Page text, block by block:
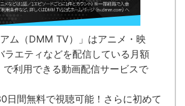
アム（DMM TV）」はアニメ・映
ラエティなどを配信している 月額
利用できる動画配信サービスで
日間無料で視聴可能！ さらに初めて